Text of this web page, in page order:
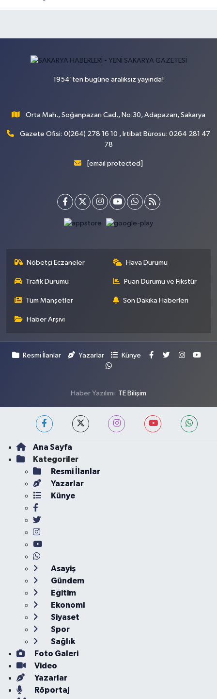
1954'ten bugüne aralıksız yayında!
Orta Mah., Soğanpazarı Cad., No:30, Adapazarı, Sakarya
Gazete Ofisi: 0(264) 278 16 10 , İrtibat Bürosu: 0264 281 47
78
[email protected]
Nöbetçi Eczaneler Hava Durumu
Trafik Durumu Puan Durumu ve Fikstür
Tüm Manşetler Son Dakika Haberleri
Haber Arşivi
Resmi İlanlar Yazarlar Künye
Haber Yazılımı: TE Bilişim
Ana Sayfa
Kategoriler
Resmi İlanlar
Yazarlar
Künye
Asayiş
Gündem
Eğitim
Ekonomi
Siyaset
Spor
Sağlık
Foto Galeri
Video
Yazarlar
Röportaj